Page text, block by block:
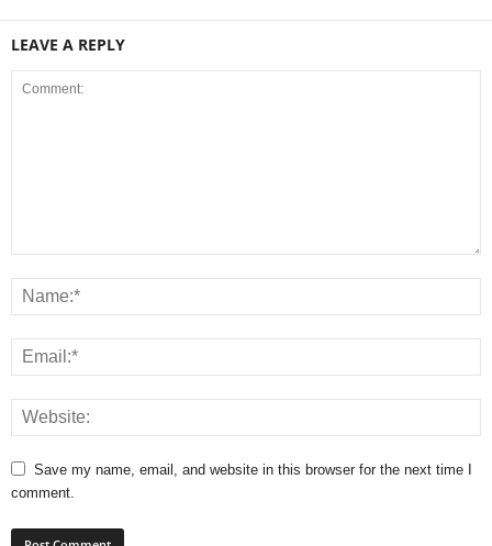
LEAVE A REPLY
Save my name, email, and website in this browser for the next time I
comment.